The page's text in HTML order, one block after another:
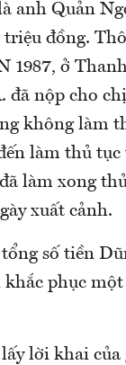
anh Quản
đồng.
1987, ở
đã nộp cho
không làm
làm thủ
làm xong
xuất cảnh.
số tiền
phục
lời khai